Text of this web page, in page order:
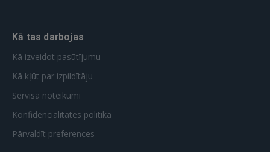
Kā tas darbojas
Kā izveidot pasūtījumu
Kā kļūt par izpildītāju
Servisa noteikumi
Konfidencialitātes politika
Pārvaldīt preferences